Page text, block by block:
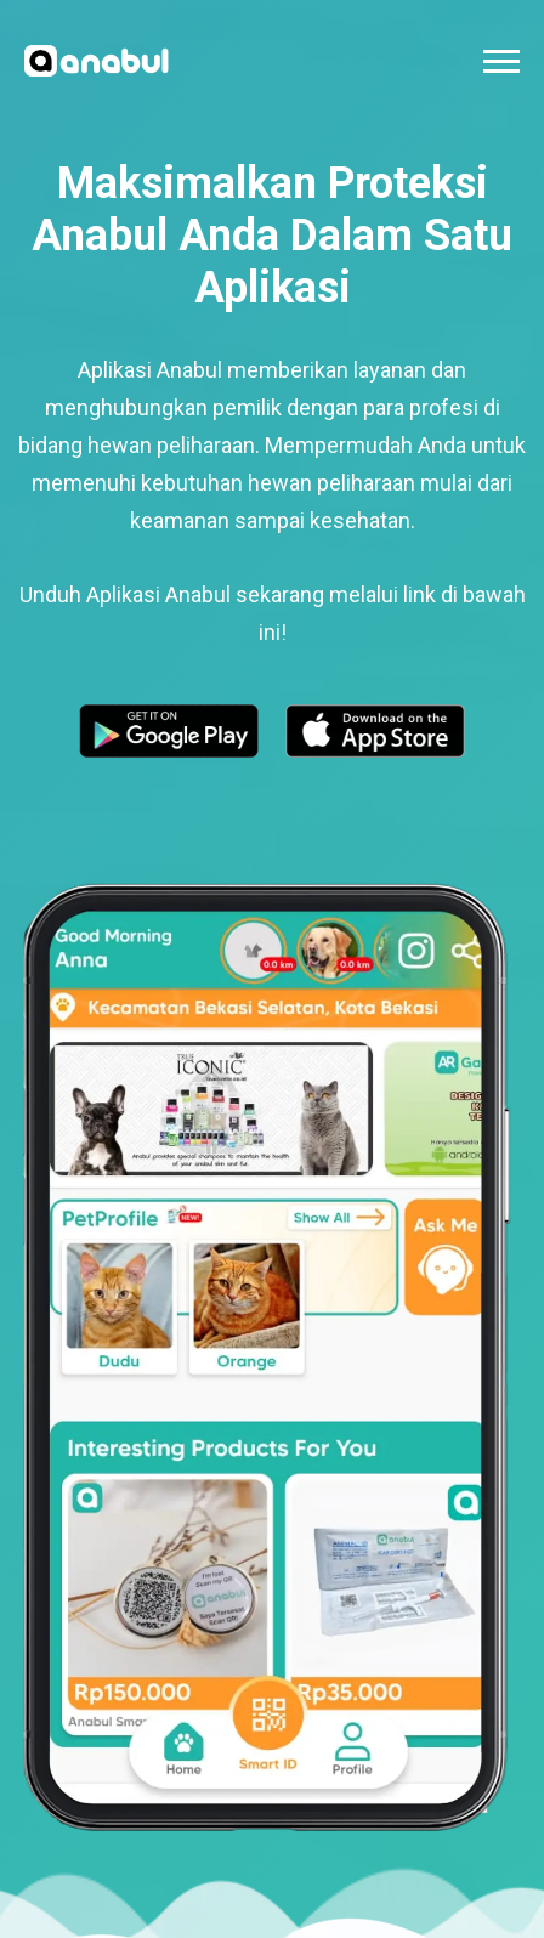
Maksimalkan Proteksi
Anabul Anda Dalam Satu
Aplikasi
Aplikasi Anabul memberikan layanan dan
menghubungkan pemilik dengan para profesi di
bidang hewan peliharaan. Mempermudah Anda untuk
memenuhi kebutuhan hewan peliharaan mulai dari
keamanan sampai kesehatan.
Unduh Aplikasi Anabul sekarang melalui link di bawah
ini!